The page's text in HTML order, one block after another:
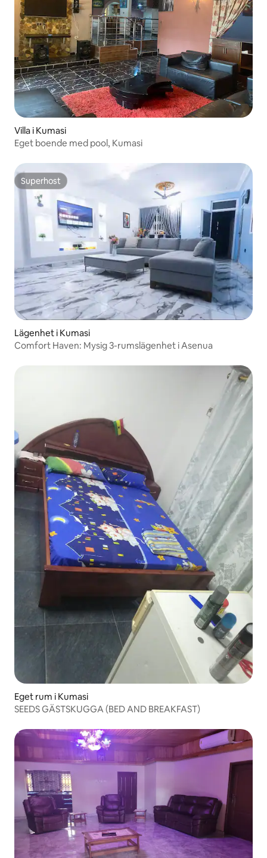
Villa i Kumasi
Eget boende med pool, Kumasi
Superhost
Superhost
Lägenhet i Kumasi
Comfort Haven: Mysig 3-rumslägenhet i Asenua
Eget rum i Kumasi
SEEDS GÄSTSKUGGA (BED AND BREAKFAST)